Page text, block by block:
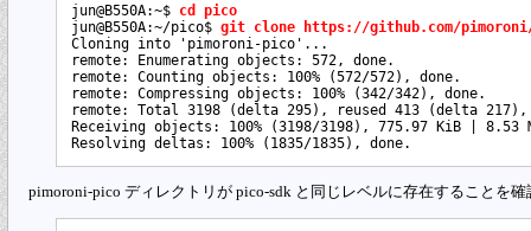
jun@B550A:~$ cd pico
jun@B550A:~/pico$ git clone https://github.com/
Cloning into 'pimoroni-pico'...
remote: Enumerating objects: 572, done.
remote: Counting objects: 100% (572/572), done.
remote: Compressing objects: 100% (342/342), done.
remote: Total 3198 (delta 295), reused 413 (delta 217),
Receiving objects: 100% (3198/3198), 775.97 KiB | 8.53
pimoroni-pico ディレクトリが pico-sdk と同じレベルに存在することを確